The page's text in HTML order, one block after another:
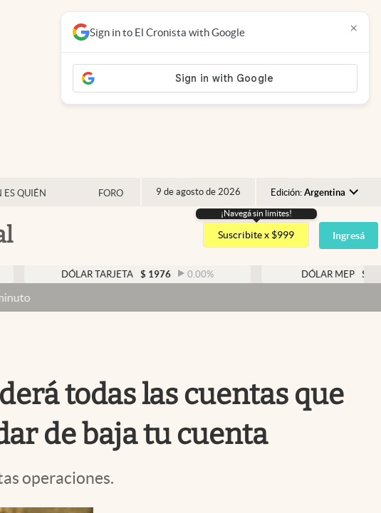
ES QUIÉN FORO 9 de agosto de 2026 Edición: Argentina
Argentina
España
USA
¡Navegá sin limites!
Suscribite x $999 Ingresá
DÓLAR TARJETA $ 1976 0.00% DÓLAR MEP $ 1526,03
Sign in to El Cronista with Google ×
todas las cuentas que
de baja tu cuenta
operaciones.